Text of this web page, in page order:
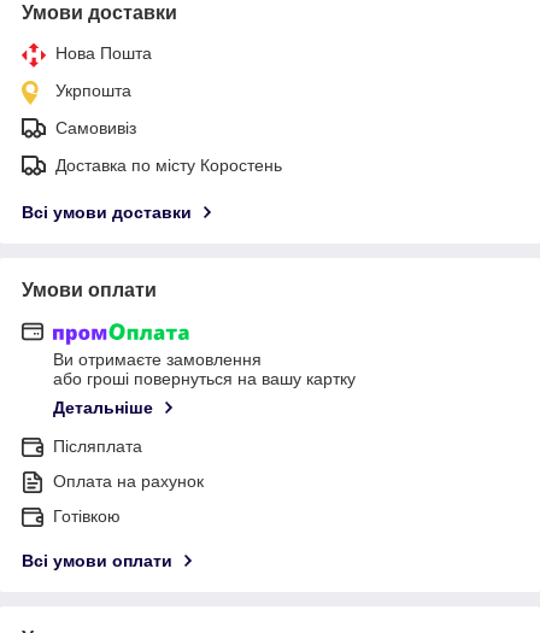
Умови доставки
Нова Пошта
Укрпошта
Самовивіз
Доставка по місту Коростень
Всі умови доставки
Умови оплати
Ви отримаєте замовлення
або гроші повернуться на вашу картку
Детальніше
Післяплата
Оплата на рахунок
Готівкою
Всі умови оплати